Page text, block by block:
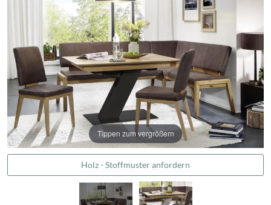
Tippen zum vergrößern
Holz - Stoffmuster anfordern